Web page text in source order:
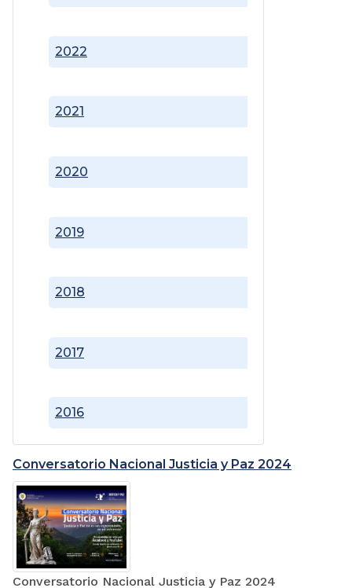
2016
2017
2018
2019
2020
2021
2022
Conversatorio Nacional Justicia y Paz 2024
Conversatorio Nacional Justicia y Paz 2024